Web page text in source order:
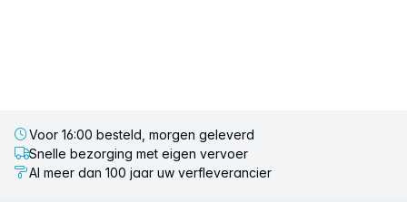
Voor 16:00 besteld, morgen geleverd
Snelle bezorging met eigen vervoer
Al meer dan 100 jaar uw verfleverancier